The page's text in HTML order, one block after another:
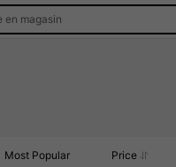
en magasin
Most Popular Price